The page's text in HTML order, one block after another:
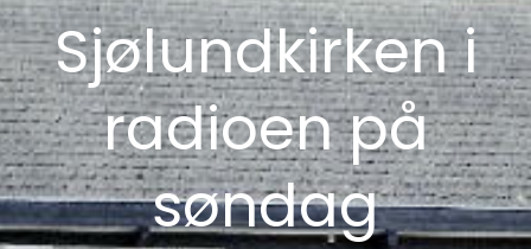
Sjølundkirken i
radioen på
søndag